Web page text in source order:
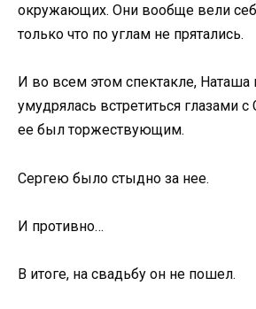
окружающих. Они вообще вели
только что по углам не прятались.
И во всем этом спектакле, Наташа
умудрялась встретиться глазами
ее был торжествующим.
Сергею было стыдно за нее.
И противно…
В итоге, на свадьбу он не пошел.